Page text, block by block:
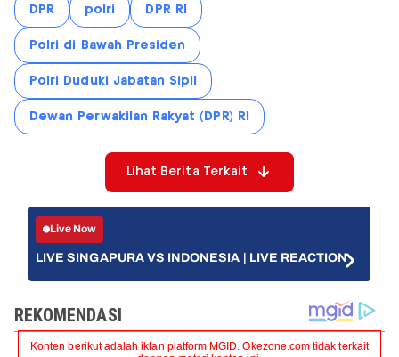
DPR polri DPR RI
Polri di Bawah Presiden
Polri Duduki Jabatan Sipil
Dewan Perwakilan Rakyat (DPR) RI
Lihat Berita Terkait
Live Now
LIVE SINGAPURA VS INDONESIA | LIVE REACTION